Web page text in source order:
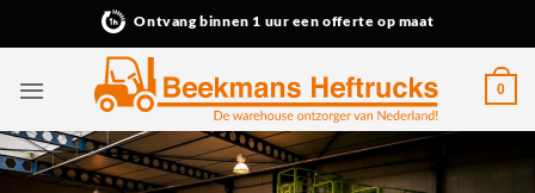
Ontvang binnen 1 uur een offerte op maat
0